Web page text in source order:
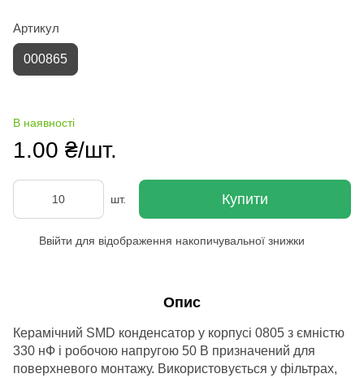
Артикул
000865
В наявності
1.00 ₴/шт.
шт. Купити
Ввійти для відображення накопичувальної знижки
Опис
Керамічний SMD конденсатор у корпусі 0805 з ємністю
330 нФ і робочою напругою 50 В призначений для
поверхневого монтажу. Використовується у фільтрах,